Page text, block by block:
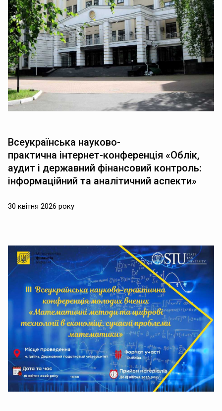
Всеукраїнська науково-
практична інтернет-конференція «Облік,
аудит і державний фінансовий контроль:
інформаційний та аналітичний аспекти»
30 квітня 2026 року